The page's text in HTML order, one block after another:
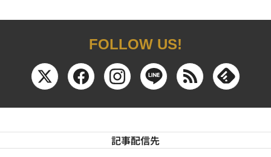
FOLLOW US!
記事配信先